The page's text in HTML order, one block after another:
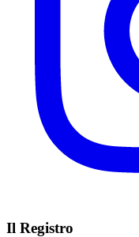
Il Registro